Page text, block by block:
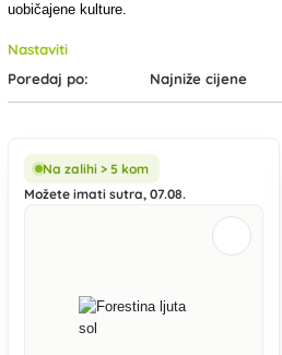
uobičajene kulture.
Nastaviti
Poredaj po:
Najniže cijene
Na zalihi > 5 kom
Možete imati sutra, 07.08.